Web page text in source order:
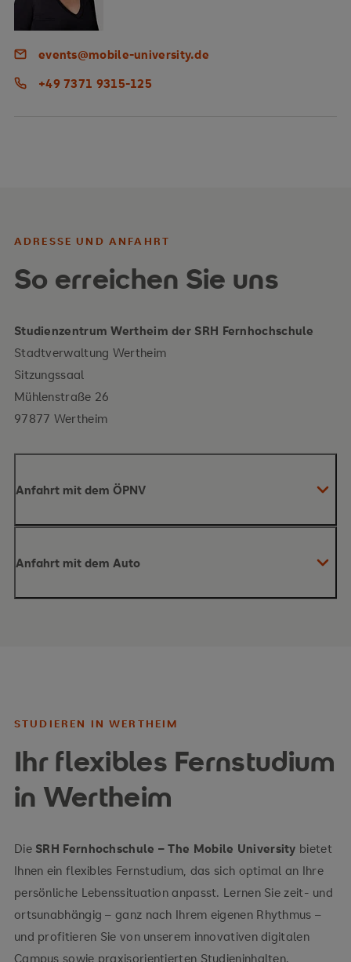
events@mobile-university.de
+49 7371 9315-125
ADRESSE UND ANFAHRT
So erreichen Sie uns
Studienzentrum Wertheim der SRH Fernhochschule
Stadtverwaltung Wertheim
Sitzungssaal
Mühlenstraße 26
97877 Wertheim
Anfahrt mit dem ÖPNV
Wertheim in der
Odenwaldbrücke
Mühlenstraße 26
Mit dem Bus
Zentrale
Anfahrt mit dem Auto
Aus dem Osten kommend:
Wertheim/Lengfurt
STUDIEREN IN WERTHEIM
Ihr flexibles Fernstudium
in Wertheim
Die SRH Fernhochschule – The Mobile University bietet
Ihnen ein flexibles Fernstudium, das sich optimal an Ihre
persönliche Lebenssituation anpasst. Lernen Sie zeit- und
ortsunabhängig – ganz nach Ihrem eigenen Rhythmus –
und profitieren Sie von unserem innovativen digitalen
Campus sowie praxisorientierten Studieninhalten.